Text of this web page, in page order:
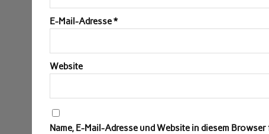
E-Mail-Adresse*
Website
Name, E-Mail-Adresse und Website in diesem